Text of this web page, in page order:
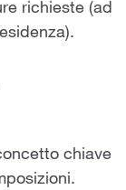
richieste (ad
chiave